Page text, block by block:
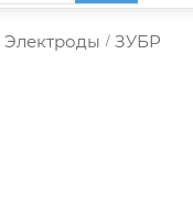
Электроды / ЗУБР